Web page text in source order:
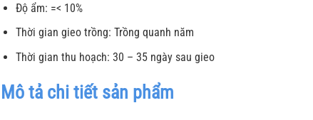
Độ ẩm: =< 10%
Thời gian gieo trồng: Trồng quanh năm
Thời gian thu hoạch: 30 – 35 ngày sau gieo
Mô tả chi tiết sản phẩm